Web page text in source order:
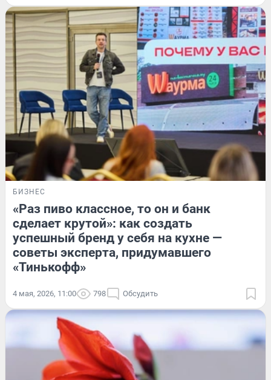
БИЗНЕС
«Раз пиво классное, то он и банк
сделает крутой»: как создать
успешный бренд у себя на кухне —
советы эксперта, придумавшего
«Тинькофф»
4 мая, 2026, 11:00 798 Обсудить